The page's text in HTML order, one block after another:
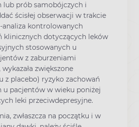
lub prób samobójczych i
ścisłej obserwacji w trakcie
analiza kontrolowanych
klinicznych dotyczących leków
stosowanych u
z zaburzeniami
zwiększone
z placebo) ryzyko zachowań
u pacjentów w wieku poniżej
leki przeciwdepresyjne.
zwłaszcza na początku i w